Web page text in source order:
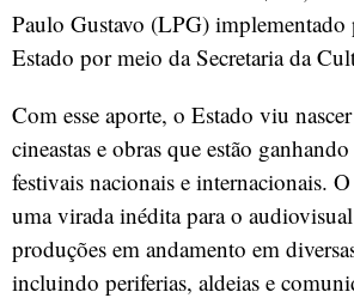
Paulo Gustavo (LPG)
Estado por meio da Secretaria da
Com esse aporte, o Estado viu
cineastas e obras que estão
festivais nacionais e internacionais.
uma virada inédita para o
produções em andamento em
incluindo periferias, aldeias e